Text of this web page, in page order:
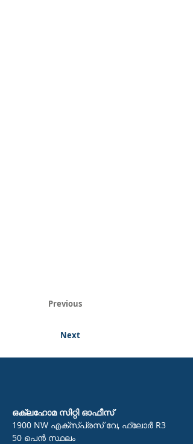
Previous
Next
ഒക്ലഹോമ സിറ്റി ഓഫീസ്
1900 NW എക്സ്പ്രസ് വേ, ഫ്ലോർ R3
50 പെൻ സ്ഥലം